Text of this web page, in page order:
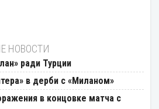
НОВОСТИ
ради Турции
в дерби с «Миланом»
в концовке матча с